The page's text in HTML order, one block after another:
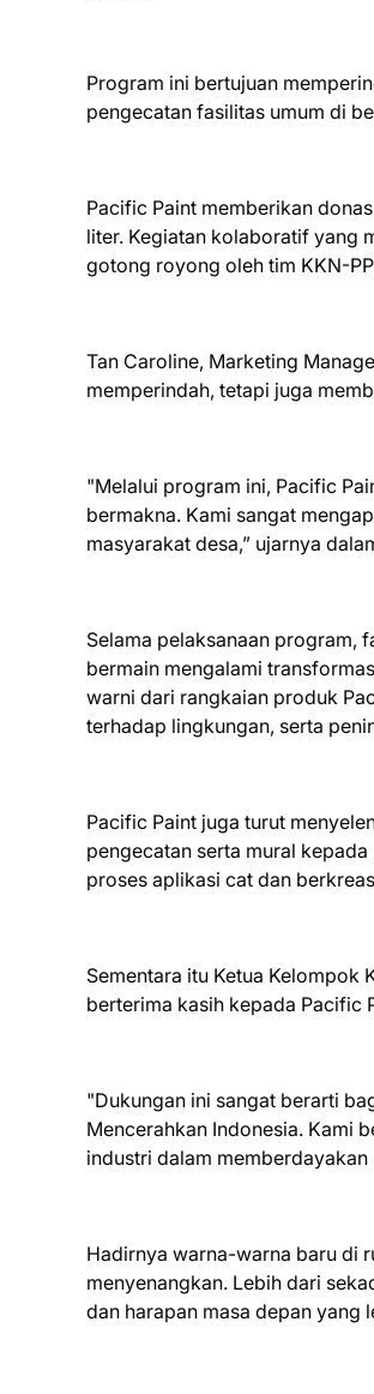
Program ini bertujuan
pengecatan fasilitas umum di
Pacific Paint memberikan
liter. Kegiatan kolaboratif yang
gotong royong oleh tim KKN-
Tan Caroline, Marketing
memperindah, tetapi juga
"Melalui program ini, Pacific
bermakna. Kami sangat
masyarakat desa,” ujarnya
Selama pelaksanaan program,
bermain mengalami
warni dari rangkaian produk
terhadap lingkungan, serta
Pacific Paint juga turut
pengecatan serta mural
proses aplikasi cat dan
Sementara itu Ketua Kelompok
berterima kasih kepada Pacific
"Dukungan ini sangat berarti
Mencerahkan Indonesia. Kami
industri dalam
Hadirnya warna-warna baru di
menyenangkan. Lebih dari
dan harapan masa depan yang